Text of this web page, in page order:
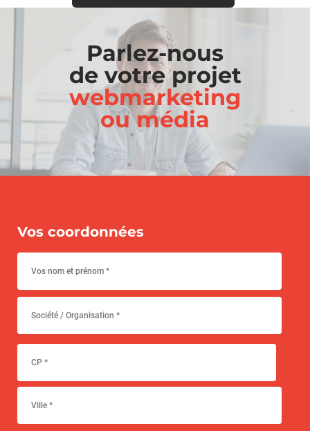
Parlez-nous
de votre projet
webmarketing
ou média
Vos coordonnées